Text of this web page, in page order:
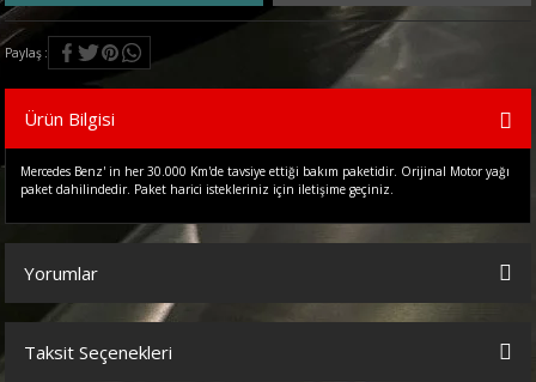
Paylaş
Ürün Bilgisi
Mercedes Benz' in her 30.000 Km'de tavsiye ettiği bakım paketidir. Orijinal Motor yağı
paket dahilindedir. Paket harici istekleriniz için iletişime geçiniz.
Yorumlar
Bu ürüne ilk yorumu siz yapın!
Taksit Seçenekleri